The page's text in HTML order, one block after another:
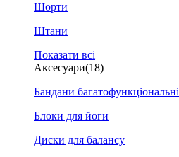
Шорти
Штани
Показати всі
Аксесуари(18)
Бандани багатофункціональні
Блоки для йоги
Диски для балансу